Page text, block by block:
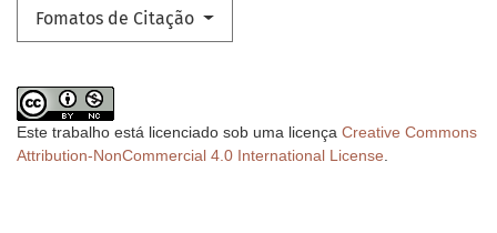
Fomatos de Citação
Este trabalho está licenciado sob uma licença Creative Commons
Attribution-NonCommercial 4.0 International License.